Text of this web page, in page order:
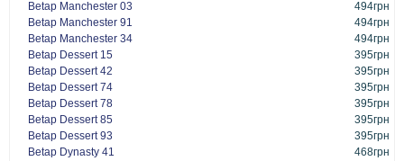
Betap Manchester 03
494грн
Betap Manchester 91
494грн
Betap Manchester 34
494грн
Betap Dessert 15
395грн
Betap Dessert 42
395грн
Betap Dessert 74
395грн
Betap Dessert 78
395грн
Betap Dessert 85
395грн
Betap Dessert 93
395грн
Betap Dynasty 41
468грн